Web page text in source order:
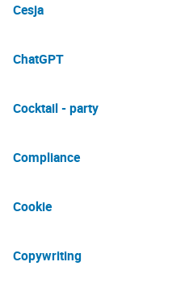
Cesja
ChatGPT
Cocktail - party
Compliance
Cookie
Copywriting